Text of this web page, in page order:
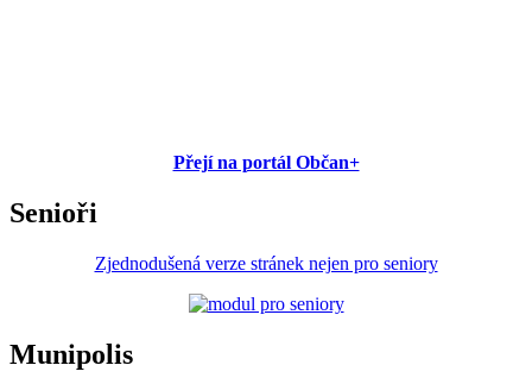
Přejí na portál Občan+
Senioři
Zjednodušená verze stránek nejen pro seniory
Munipolis